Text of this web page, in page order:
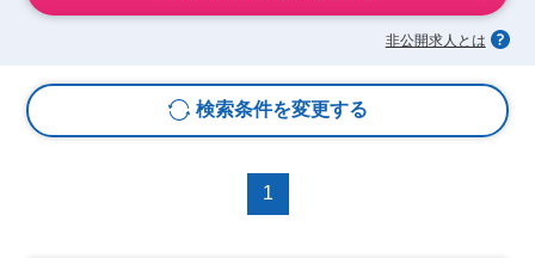
非公開求人とは
検索条件を変更する
1